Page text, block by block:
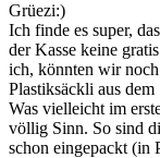
Grüezi:)
Ich finde es super,
der Kasse keine
ich, könnten wir
Plastiksäckli aus
Was vielleicht im
völlig Sinn. So sind
schon eingepackt (in